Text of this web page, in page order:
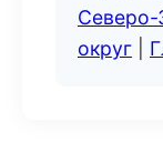
Северо-
округ